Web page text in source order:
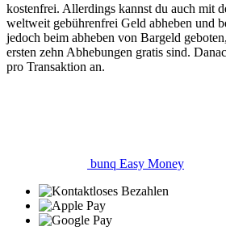
kostenfrei. Allerdings kannst du auch mit
weltweit gebührenfrei Geld abheben und
jedoch beim abheben von Bargeld
ersten zehn Abhebungen gratis sind.
pro Transaktion an.
bunq Easy Money